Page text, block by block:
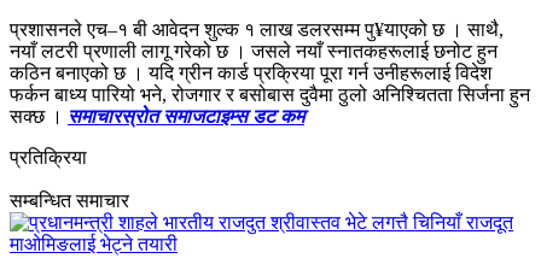
प्रशासनले एच–१ बी आवेदन शुल्क १ लाख डलरसम्म पु¥याएको छ । साथै,
नयाँ लटरी प्रणाली लागू गरेको छ । जसले नयाँ स्नातकहरूलाई छनोट हुन
कठिन बनाएको छ । यदि ग्रीन कार्ड प्रक्रिया पूरा गर्न उनीहरूलाई विदेश
फर्कन बाध्य पारियो भने, रोजगार र बसोबास दुवैमा ठुलो अनिश्चितता सिर्जना हुन
सक्छ । समाचारस्रोत समाजटाइम्स डट कम
प्रतिक्रिया
सम्बन्धित समाचार